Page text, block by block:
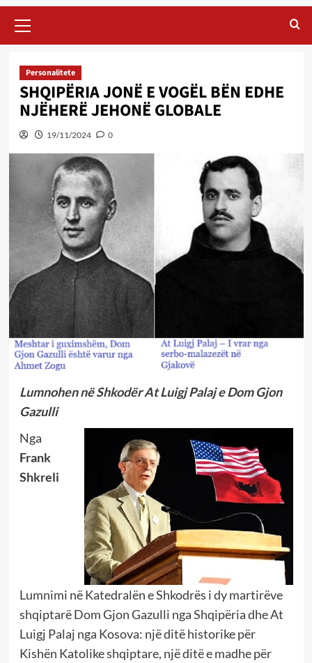
Menu
Personalitete
SHQIPËRIA JONË E VOGËL BËN EDHE
NJËHERË JEHONË GLOBALE
19/11/2024 0
Lumnohen në Shkodër At Luigj Palaj e Dom Gjon
Gazulli
Nga
Frank
Shkreli
Lumnimi në Katedralën e Shkodrës i dy martirëve
shqiptarë Dom Gjon Gazulli nga Shqipëria dhe At
Luigj Palaj nga Kosova: një ditë historike për
Kishën Katolike shqiptare, një ditë e madhe për